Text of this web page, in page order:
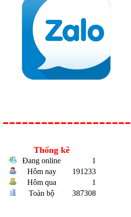
--------------------
Thống kê
Đang online
1
Hôm nay
191233
Hôm qua
1
Toàn bộ
387308